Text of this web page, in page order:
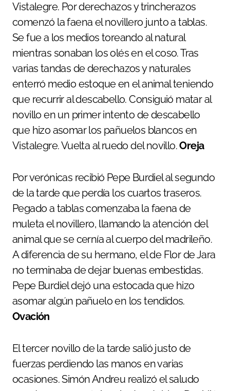
Vistalegre. Por derechazos y trincherazos
comenzó la faena el novillero junto a tablas.
Se fue a los medios toreando al natural
mientras sonaban los olés en el coso. Tras
varias tandas de derechazos y naturales
enterró medio estoque en el animal teniendo
que recurrir al descabello. Consiguió matar al
novillo en un primer intento de descabello
que hizo asomar los pañuelos blancos en
Vistalegre. Vuelta al ruedo del novillo.Oreja
Por verónicas recibió Pepe Burdiel al segundo
de la tarde que perdía los cuartos traseros.
Pegado a tablas comenzaba la faena de
muleta el novillero, llamando la atención del
animal que se cernía al cuerpo del madrileño.
A diferencia de su hermano, el de Flor de Jara
no terminaba de dejar buenas embestidas.
Pepe Burdiel dejó una estocada que hizo
asomar algún pañuelo en los tendidos.
Ovación
El tercer novillo de la tarde salió justo de
fuerzas perdiendo las manos en varias
ocasiones. Simón Andreu realizó el saludo